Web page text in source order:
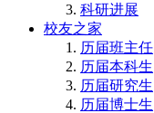
科研进展
校友之家
历届班主任
历届本科生
历届研究生
历届博士生